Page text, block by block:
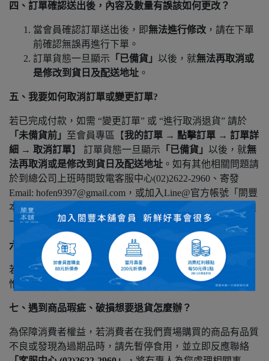
四、訂單確認送出後，內容及數量有誤該如何更改？
當會員確認訂單送出後，即無法進行修改 ，請在下單
前確認無誤再進行下單。
訂單貨態一旦顯示 「已備貨」 以後，就無法再取消或
是修改到貨日及配送地址 。
五、我要如何取消訂單或變更訂單?
若已完成付款，如需 “變更訂單” 或 “進行取消退貨” 請於
「未備貨前」
至會員專區【我的訂單 → 點擊訂單 → 訂單詳
細 → 取消訂單】 訂單貨態一旦顯示 「已備貨」 以後，就無
法再取消或是修改到貨日及配送地址 。如有其他相關問題請
於到總公司上班時間致電客服中心(02)2622-2960、寄發
Email: hofen9397@gmail.com，或加入Line@官方帳號「閤豐
本舖」，將有專人為您處理相關事項。 總公司上班時段: 週
一至週五(不含例假日)上班時段 9：00 – 16：00
六、取消訂單後，何時退款?
若取消訂單後，其退款之作業時間最少需 7～14個工作天
惟實際工作天仍以系統商作業為主。
七、遇到商品瑕疵、破損想要退貨怎麼辦？
為保障消費者權益，若消費者在我們賣場購買的商品有品質
不良或發現為過期品時，請先暫停食用，並立即反應聯絡